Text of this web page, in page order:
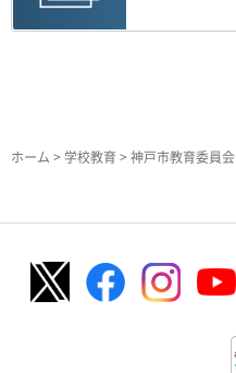
ホーム > 学校教育 > 神戸市教育委員会